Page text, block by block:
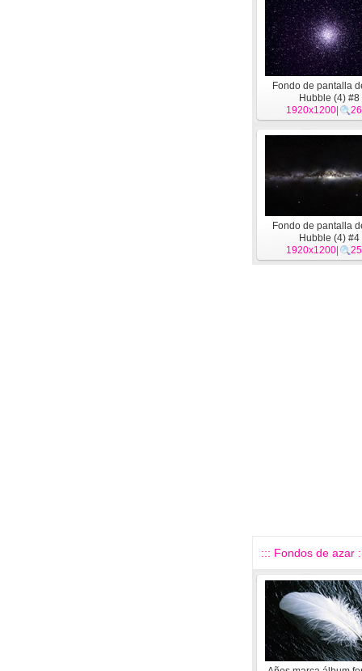
Fondo de pantalla
Hubble (4) #8
1920x1200
Fondo de pantalla
Hubble (4) #4
1920x1200
::: Fondos de azar